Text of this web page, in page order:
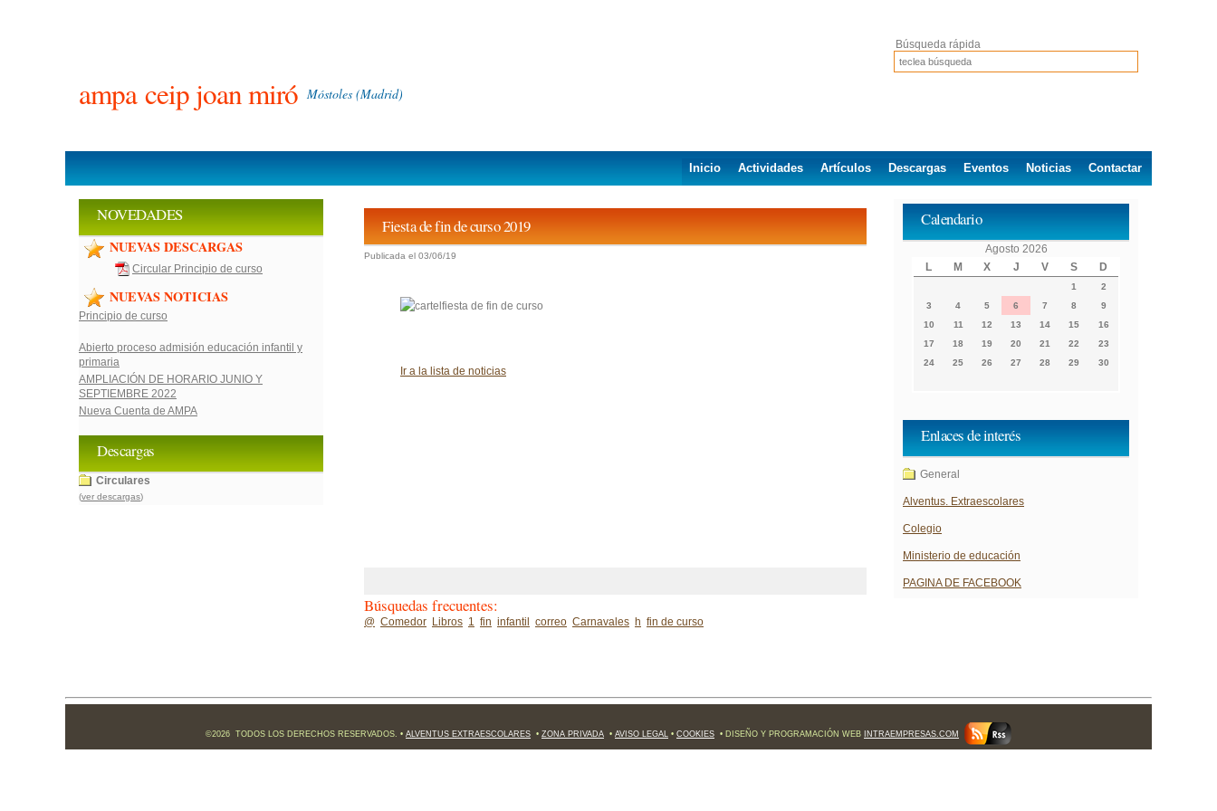
ampaceip joan miró Móstoles (Madrid)
Búsqueda rápida
Inicio Actividades Artículos Descargas Eventos Noticias Contactar
NOVEDADES
NUEVAS DESCARGAS
Circular Principio de curso
NUEVAS NOTICIAS
Principio de curso
Abierto proceso admisión educación infantil y
primaria
AMPLIACIÓN DE HORARIO JUNIO Y
SEPTIEMBRE 2022
Nueva Cuenta de AMPA
Descargas
Circulares
(ver descargas)
Fiesta de fin de curso 2019
Publicada el 03/06/19
Ir a la lista de noticias
Búsquedas frecuentes:
@ Comedor Libros 1 fin infantil correo Carnavales h fin de curso
Calendario
Agosto 2026
L
M X J V S D
1
2
3
4 5 6 7 8
9
10
11 12 13 14 15
16
17
18 19 20 21 22
23
24
25 26 27 28 29 30
Enlaces de interés
General
Alventus. Extraescolares
Colegio
Ministerio de educación
PAGINA DE FACEBOOK
©2026 TODOS LOS DERECHOS RESERVADOS. • ALVENTUS EXTRAESCOLARES • ZONA PRIVADA • AVISO LEGAL • COOKIES • DISEÑO Y PROGRAMACIÓN WEB INTRAEMPRESAS.COM